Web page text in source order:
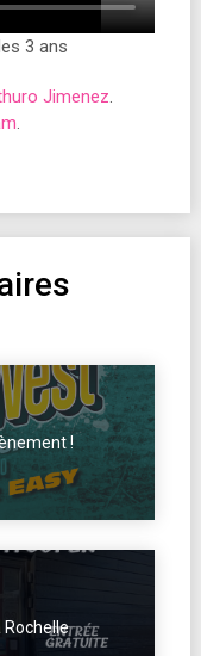
3 ans
Jimenez.
.
!
Rochelle